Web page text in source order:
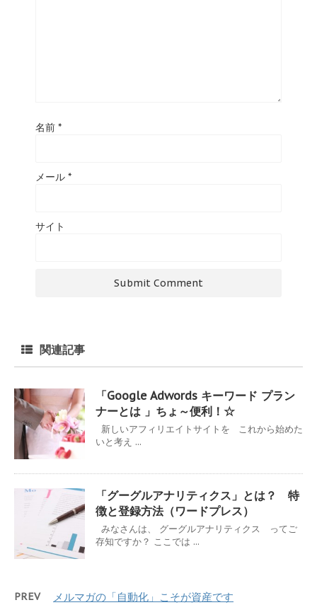
名前 *
メール *
サイト
関連記事
「Google Adwords キーワード プラン
ナーとは 」ちょ～便利！☆
新しいアフィリエイトサイトを これから始めた
いと考え ...
「グーグルアナリティクス」とは？ 特
徴と登録方法（ワードプレス）
みなさんは、 グーグルアナリティクス ってご
存知ですか？ ここでは ...
PREV メルマガの「自動化」こそが資産です